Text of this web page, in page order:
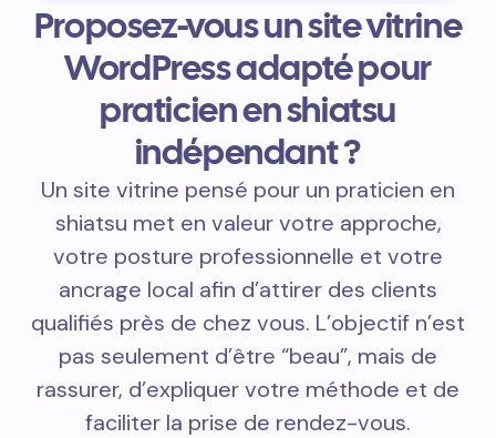
Proposez-vous un site vitrine
WordPress adapté pour
praticien en shiatsu
indépendant ?
Un site vitrine pensé pour un praticien en
shiatsu met en valeur votre approche,
votre posture professionnelle et votre
ancrage local afin d’attirer des clients
qualifiés près de chez vous. L’objectif n’est
pas seulement d’être “beau”, mais de
rassurer, d’expliquer votre méthode et de
faciliter la prise de rendez-vous.